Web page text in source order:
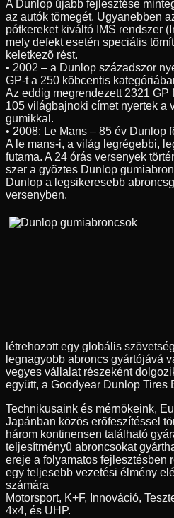
A Dunlop újabb fejlesztése
az autók tömegét. Ugyanebben
pótkereket kiváltó IMS rendszer
mely defekt esetén speciális
keletkezõ rést.
• 2002 – a Dunlop századszor
GP-t a 250 köbcentis
Az eddig megrendezett 2321 GP
105 világbajnoki címet nyertek a
gumikkal.
• 2008: Le Mans – 85 év Dunlop
A le mans-i, a világ legrégebbi,
futama. A 24 órás versenyek
szer a gyõztes Dunlop
Dunlop a legsikeresebb
versenyben.
létrehozott egy globális
legnagyobb abroncs gyártójává
vegyes vállalat részeként
együtt, a Goodyear Dunlop Tires
Technikusaink és mérnökeink,
Japánban közös erõfeszítéssel
három kontinensen található
teljesítményû abroncsokat
ereje a folyamatos fejlesztésben
egy teljesebb vezetési élmény
számára
Motorsport, K+F, Innováció,
4x4, és UHP.